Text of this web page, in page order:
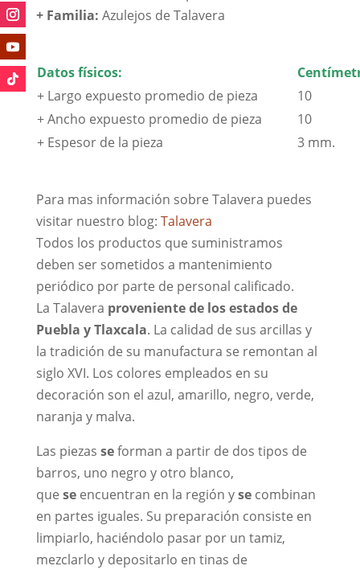
+ Familia: Azulejos de Talavera
Datos físicos:
+ Largo expuesto promedio de pieza
10
+ Ancho expuesto promedio de pieza
10
+ Espesor de la pieza
3 mm.
Para mas información sobre Talavera puedes
visitar nuestro blog: Talavera
Todos los productos que suministramos
deben ser sometidos a mantenimiento
periódico por parte de personal calificado.
La Talavera proveniente de los estados de
Puebla y Tlaxcala. La calidad de sus arcillas y
la tradición de su manufactura se remontan al
siglo XVI. Los colores empleados en su
decoración son el azul, amarillo, negro, verde,
naranja y malva.
Las piezas seforman a partir de dos tipos de
barros, uno negro y otro blanco,
que seencuentran en la región ysecombinan
en partes iguales. Su preparación consiste en
limpiarlo, haciéndolo pasar por un tamiz,
mezclarlo y depositarlo en tinas de